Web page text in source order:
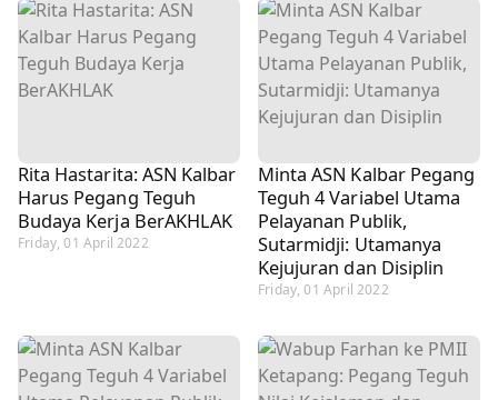
Rita Hastarita: ASN Kalbar
Harus Pegang Teguh
Budaya Kerja BerAKHLAK
Friday, 01 April 2022
Minta ASN Kalbar Pegang
Teguh 4 Variabel Utama
Pelayanan Publik,
Sutarmidji: Utamanya
Kejujuran dan Disiplin
Friday, 01 April 2022